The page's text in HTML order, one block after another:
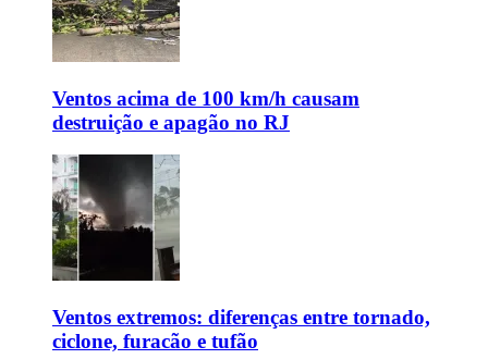
Ventos acima de 100 km/h causam
destruição e apagão no RJ
Ventos extremos: diferenças entre tornado,
ciclone, furacão e tufão